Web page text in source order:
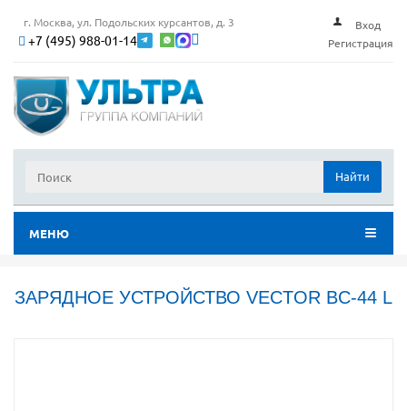
г. Москва, ул. Подольских курсантов, д. 3
+7 (495) 988-01-14
Вход
Регистрация
Найти
МЕНЮ
ЗАРЯДНОЕ УСТРОЙСТВО VECTOR BC-44 L